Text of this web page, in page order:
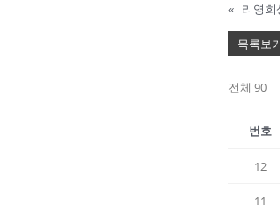
« 리영희
목록보
전체 90
번호
12
11